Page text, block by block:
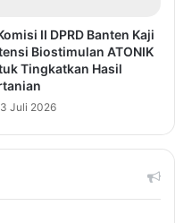
II DPRD Banten Kaji
Biostimulan ATONIK
Tingkatkan Hasil
Juli 2026